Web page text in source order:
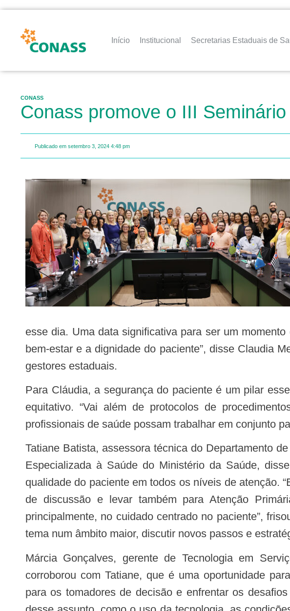
Início Institucional Secretarias Estaduais de
CONASS
Conass promove o III
Publicado em setembro 3, 2024 4:48 pm
esse dia. Uma data significativa para ser um
bem-estar e a dignidade do paciente”, disse Claudia
gestores estaduais.
Para Cláudia, a segurança do paciente é um pilar essencial para que qualquer sistema de saúde seja humanizado, eficiente e
equitativo. “Vai além de protocolos de
profissionais de saúde possam trabalhar em conjunto
Tatiane Batista, assessora técnica do Departamento de Atenção Hospitalar, Domiciliar e de Urgência, da Secretaria de Atenção
Especializada à Saúde do Ministério da Saúde,
qualidade do paciente em todos os níveis de atenção.
de discussão e levar também para Atenção
principalmente, no cuidado centrado no paciente”,
tema num âmbito maior, discutir novos passos e
Márcia Gonçalves, gerente de Tecnologia em Serviços de Saúde da Agência Nacional de Vigilância Sanitária (Anvisa),
corroborou com Tatiane, que é uma oportunidade
para os tomadores de decisão e enfrentar os